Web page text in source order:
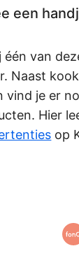
een
één van
Naast
vind je er
Hier
op